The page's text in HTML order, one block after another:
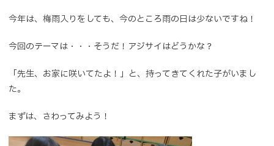
今年は、梅雨入りをしても、今のところ雨の日は少ないですね！
今回のテーマは・・・そうだ！アジサイはどうかな？
「先生、お家に咲いてたよ！」と、持ってきてくれた子がいまし
た。
まずは、さわってみよう！